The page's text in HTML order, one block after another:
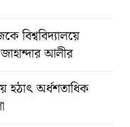
বিশ্ববিদ্যালয়ে
আলীর
হঠাৎ অর্ধশতাধিক